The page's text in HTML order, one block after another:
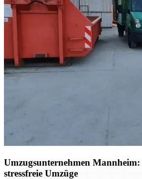
Umzugsunternehmen
stressfreie Umzüge